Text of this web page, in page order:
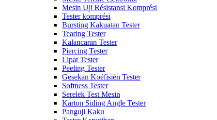
Mesin Uji Résistansi Komprési
Tester komprési
Bursting Kakuatan Tester
Tearing Tester
Kalancaran Tester
Piercing Tester
Lipat Tester
Peeling Tester
Gesekan Koéfisién Tester
Softness Tester
Serelek Test Mesin
Karton Siding Angle Tester
Panguji Kaku